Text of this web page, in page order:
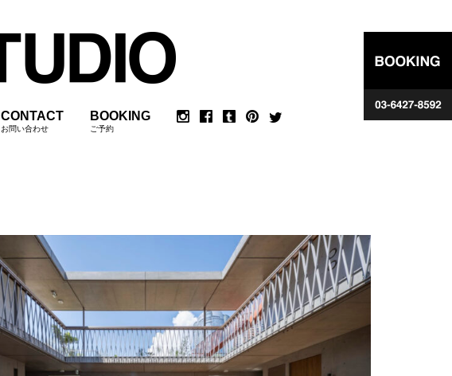
CONTACT
お問い合わせ
BOOKING
ご予約